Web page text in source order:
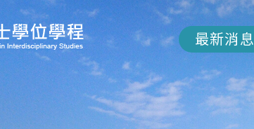
最新消息